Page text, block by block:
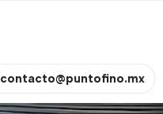
contacto@puntofino.mx